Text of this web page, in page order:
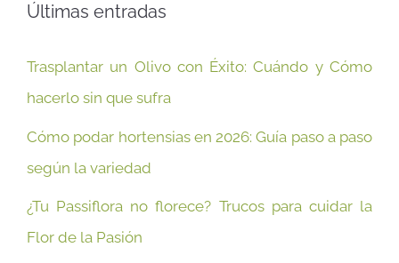
Últimas entradas
Trasplantar un Olivo con Éxito: Cuándo y Cómo
hacerlo sin que sufra
Cómo podar hortensias en 2026: Guía paso a paso
según la variedad
¿Tu Passiflora no florece? Trucos para cuidar la
Flor de la Pasión